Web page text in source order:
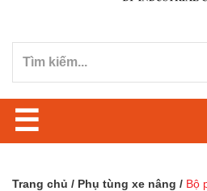
☰
Trang chủ / Phụ tùng xe nâng / Bộ